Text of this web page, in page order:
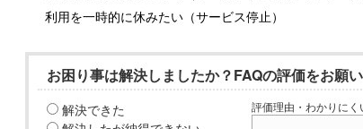
利用を一時的に休みたい（サービス停止）
お困り事は解決しましたか？FAQの評価をお願
解決できた
評価理由・わかりに